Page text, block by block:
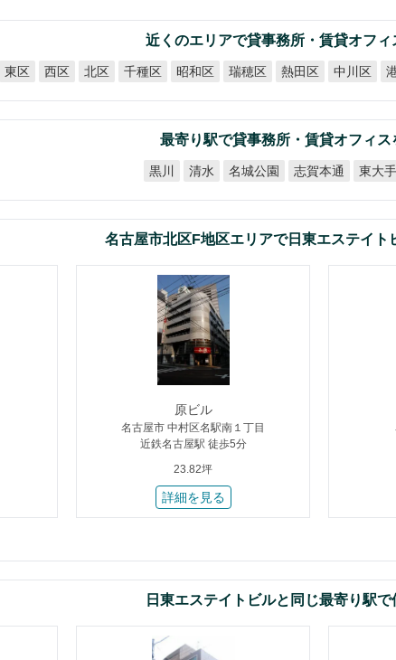
近くのエリアで貸事務所・賃貸オフィ
東区 西区 北区 千種区 昭和区 瑞穂区 熱田区 中川区
最寄り駅で貸事務所・賃貸オフィス
黒川 清水 名城公園 志賀本通 東大手
名古屋市北区F地区エリアで日東エステイト
原ビル
名古屋市 中村区名駅南１丁目
近鉄名古屋駅 徒歩5分
23.82坪
詳細を見る
日東エステイトビルと同じ最寄り駅